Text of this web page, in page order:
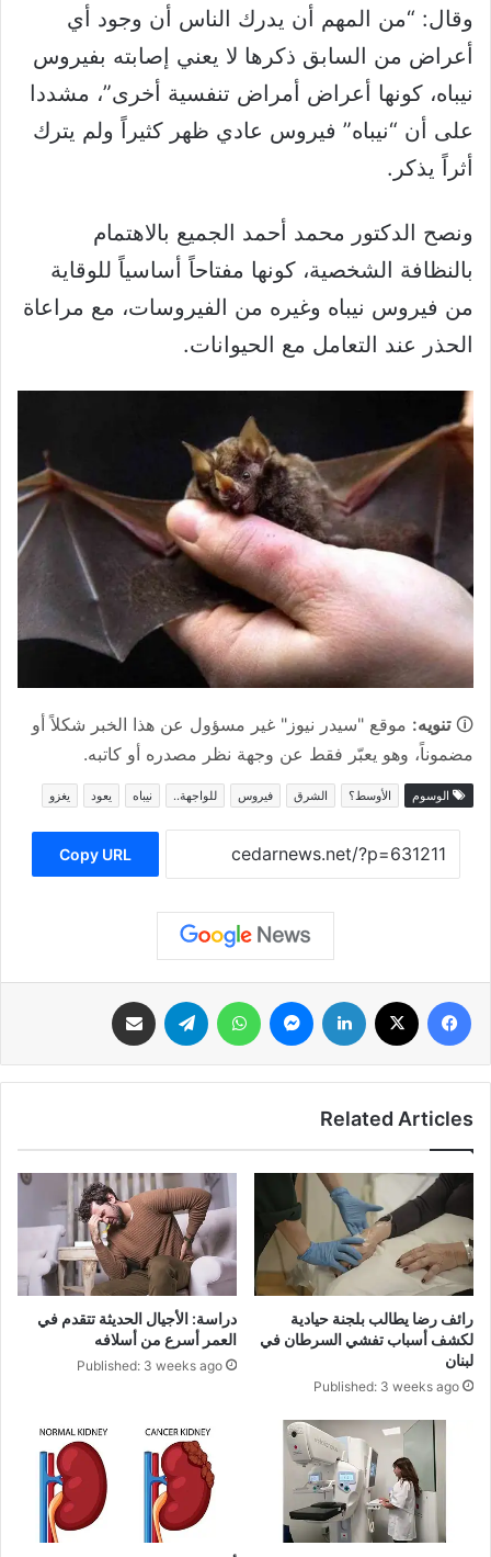
وقال: “من المهم أن يدرك الناس أن وجود أي
أعراض من السابق ذكرها لا يعني إصابته بفيروس
نيباه، كونها أعراض أمراض تنفسية أخرى”، مشددا
على أن “نيباه” فيروس عادي ظهر كثيراً ولم يترك
أثراً يذكر.
ونصح الدكتور محمد أحمد الجميع بالاهتمام
بالنظافة الشخصية، كونها مفتاحاً أساسياً للوقاية
من فيروس نيباه وغيره من الفيروسات، مع مراعاة
الحذر عند التعامل مع الحيوانات.
🛈تنويه: موقع "سيدر نيوز" غير مسؤول عن هذا الخبر شكلاً أو
مضموناً، وهو يعبّر فقط عن وجهة نظر مصدره أو كاتبه.
الوسوم الأوسط؟ الشرق فيروس للواجهة.. نيباه يعود يغزو
Copy URL
فيسبوك لينكدإن ماسنجر واتساب تيلقرام
Related Articles
رائف رضا يطالب بلجنة حيادية
لكشف أسباب تفشي السرطان في
لبنان
Published: 3 weeks ago
دراسة: الأجيال الحديثة تتقدم في
العمر أسرع من أسلافه
Published: 3 weeks ago